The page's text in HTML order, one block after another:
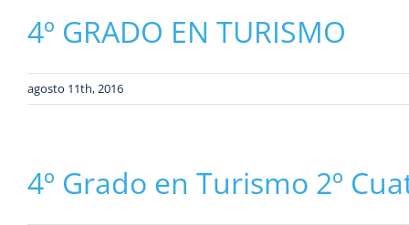
4º GRADO EN TURISMO
agosto 11th, 2016
4º Grado en Turismo 2º